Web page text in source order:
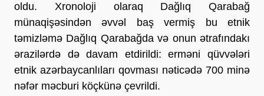
oldu. Xronoloji olaraq Dağlıq Qarabağ
münaqişəsindən əvvəl baş vermiş bu etnik
təmizləmə Dağlıq Qarabağda və onun ətrafındakı
ərazilərdə də davam etdirildi: erməni qüvvələri
etnik azərbaycanlıları qovması nəticədə 700 minə
nəfər məcburi köçkünə çevrildi.